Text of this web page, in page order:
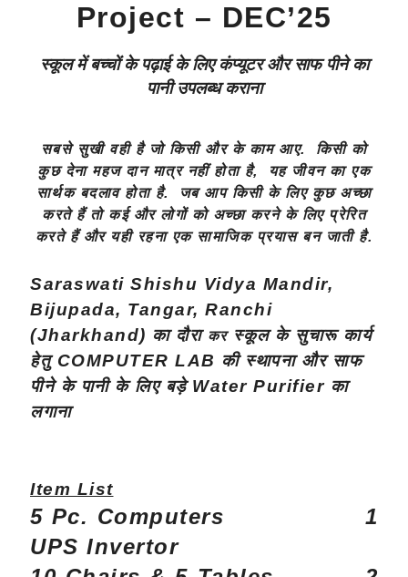
Project – DEC’25
स्कूल में बच्चों के पढ़ाई के लिए कंप्यूटर और साफ पीने का
पानी उपलब्ध कराना
सबसे सुखी वही है जो किसी और के काम आए. किसी को
कुछ देना महज दान मात्र नहीं होता है, यह जीवन का एक
सार्थक बदलाव होता है. जब आप किसी के लिए कुछ अच्छा
करते हैं तो कई और लोगों को अच्छा करने के लिए प्रेरित
करते हैं और यही रहना एक सामाजिक प्रयास बन जाती है.
Saraswati Shishu Vidya Mandir,
Bijupada, Tangar, Ranchi
(Jharkhand) का दौरा करस्कूल के सुचारू कार्य
हेतु COMPUTER LAB की स्थापना और साफ
पीने के पानी के लिए बड़े Water Purifier का
लगाना
Item List
5 Pc. Computers
1
UPS Invertor